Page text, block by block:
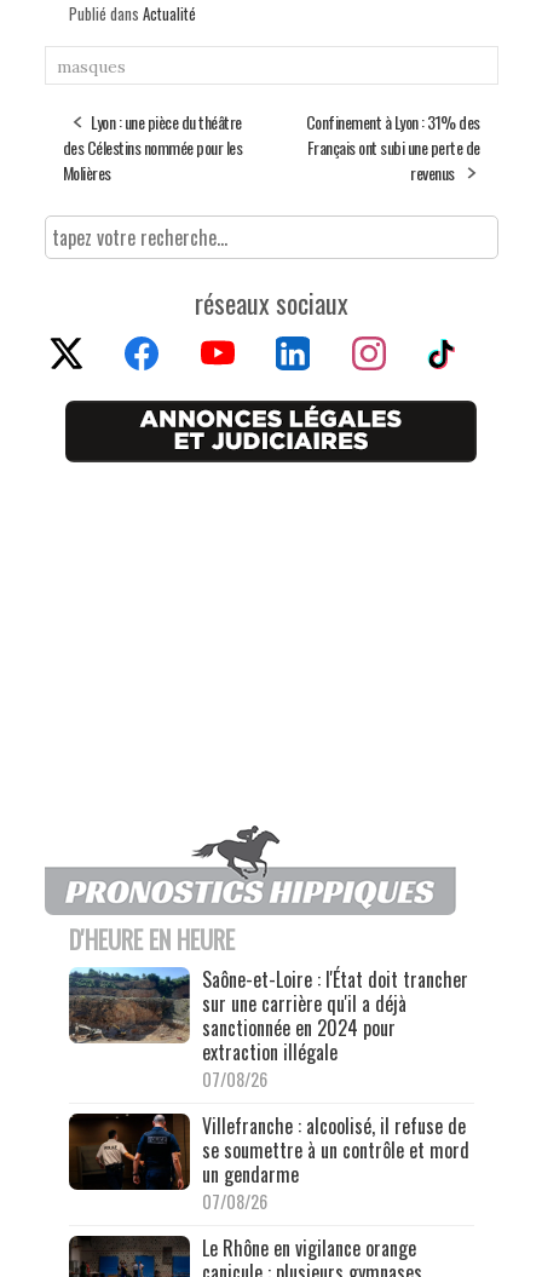
Publié dans Actualité
masques
Lyon : une pièce du théâtre
des Célestins nommée pour les
Molières
Confinement à Lyon : 31% des
Français ont subi une perte de
revenus
réseaux sociaux
D'HEURE EN HEURE
Saône-et-Loire : l'État doit trancher
sur une carrière qu'il a déjà
sanctionnée en 2024 pour
extraction illégale
07/08/26
Villefranche : alcoolisé, il refuse de
se soumettre à un contrôle et mord
un gendarme
07/08/26
Le Rhône en vigilance orange